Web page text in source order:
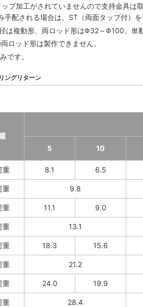
プ加工がされていませんので支持金具は
手配される場合は、ST（両面タップ付）
は複動形、両ロッド形はΦ32～Φ100、
ロッド形は製作できません。
です。
ングリターン
5
10
重 8.1 6.5
重 9.8
重 11.1 9.0
重 13.1
重 18.3 15.6
重 21.2
重 24.0 19.9
重 28.4